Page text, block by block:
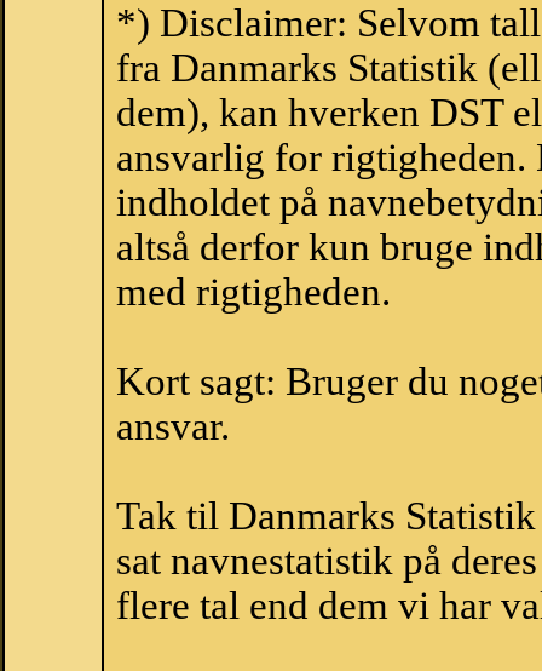
*) Disclaimer: Selvom
fra Danmarks Statistik
dem), kan hverken DST
ansvarlig for
indholdet på
altså derfor kun bruge
med rigtigheden.
Kort sagt: Bruger du
ansvar.
Tak til Danmarks
sat navnestatistik på
flere tal end dem vi har